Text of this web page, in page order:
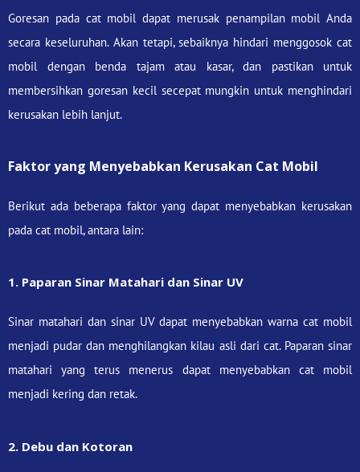
Goresan pada cat mobil dapat merusak penampilan mobil Anda
secara keseluruhan. Akan tetapi, sebaiknya hindari menggosok cat
mobil dengan benda tajam atau kasar, dan pastikan untuk
membersihkan goresan kecil secepat mungkin untuk menghindari
kerusakan lebih lanjut.
Faktor yang Menyebabkan Kerusakan Cat Mobil
Berikut ada beberapa faktor yang dapat menyebabkan kerusakan
pada cat mobil, antara lain:
1. Paparan Sinar Matahari dan Sinar UV
Sinar matahari dan sinar UV dapat menyebabkan warna cat mobil
menjadi pudar dan menghilangkan kilau asli dari cat. Paparan sinar
matahari yang terus menerus dapat menyebabkan cat mobil
menjadi kering dan retak.
2. Debu dan Kotoran